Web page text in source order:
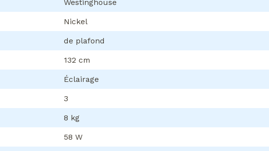
Westinghouse
Nickel
de plafond
132 cm
Éclairage
3
8 kg
58 W